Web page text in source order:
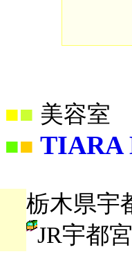
■ 美容室
■■ TIARA
栃木県宇
JR宇都